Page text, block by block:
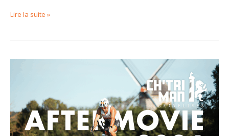
Lire la suite »
2026
est
en
ligne